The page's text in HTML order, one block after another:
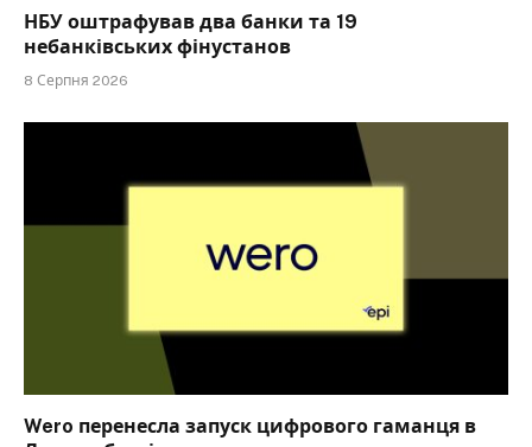
НБУ оштрафував два банки та 19
небанківських фінустанов
8 Серпня 2026
Wero перенесла запуск цифрового гаманця в